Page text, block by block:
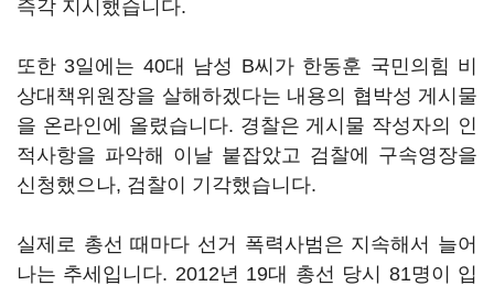
즉각 지시했습니다.
또한 3일에는 40대 남성 B씨가 한동훈 국민의힘 비
상대책위원장을 살해하겠다는 내용의 협박성 게시물
을 온라인에 올렸습니다. 경찰은 게시물 작성자의 인
적사항을 파악해 이날 붙잡았고 검찰에 구속영장을
신청했으나, 검찰이 기각했습니다.
실제로 총선 때마다 선거 폭력사범은 지속해서 늘어
나는 추세입니다. 2012년 19대 총선 당시 81명이 입